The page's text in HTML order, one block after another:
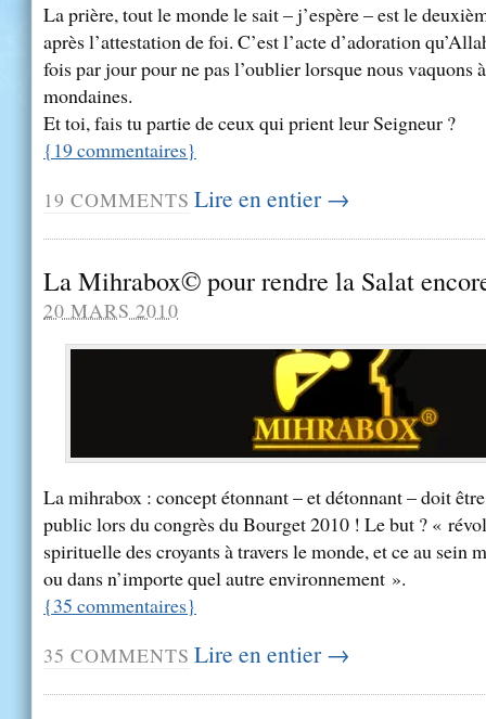
La prière, tout le monde le sait – j’espère – est le
après l’attestation de foi. C’est l’acte d’adoration
fois par jour pour ne pas l’oublier lorsque nous vaquons
mondaines.
Et toi, fais tu partie de ceux qui prient leur Seigneur ?
{ 19commentaires}
19 COMMENTS Lire en entier →
La Mihrabox© pour rendre la Salat
20 MARS 2010
La mihrabox : concept étonnant – et détonnant – doit
public lors du congrès du Bourget 2010 ! Le but ? «
spirituelle des croyants à travers le monde, et ce au sein
ou dans n’importe quel autre environnement ».
{35 commentaires}
35 COMMENTS Lire en entier →